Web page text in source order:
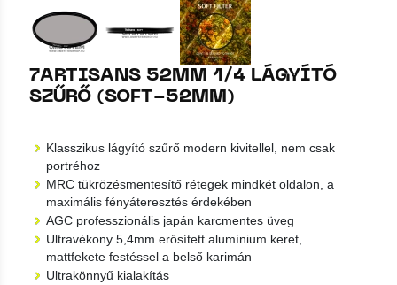
7ARTISANS 52MM 1/4 LÁGYÍTÓ
SZŰRŐ (SOFT-52MM)
Klasszikus lágyító szűrő modern kivitellel, nem csak
portréhoz
MRC tükrözésmentesítő rétegek mindkét oldalon, a
maximális fényáteresztés érdekében
AGC professzionális japán karcmentes üveg
Ultravékony 5,4mm erősített alumínium keret,
mattfekete festéssel a belső karimán
Ultrakönnyű kialakítás